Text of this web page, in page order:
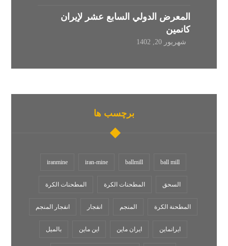
المعرض الدولي السابع عشر لإيران
كانمين
شهریور 20, 1402
برچسب ها
ball mill
ballmill
iran-mine
iranmine
السحق المطحنات الكرة المطحنات الکرة
المطحنة الكرة المنجم انفجار انفجار المنجم
ایرانماین ایران ماین این ماین بالميل